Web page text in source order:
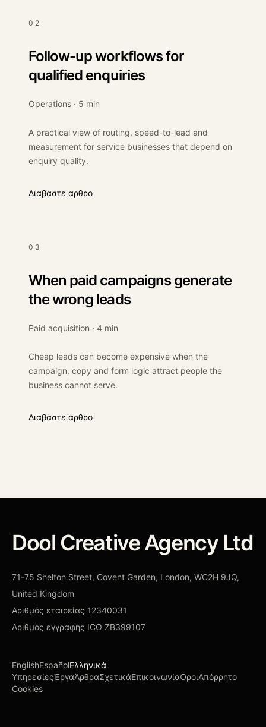
02
Follow-up workflows for
qualified enquiries
Operations · 5 min
A practical view of routing, speed-to-lead and
measurement for service businesses that depend on
enquiry quality.
Διαβάστε άρθρο
:Follow-up workflows for qualified enquiries
03
When paid campaigns generate
the wrong leads
Paid acquisition · 4 min
Cheap leads can become expensive when the
campaign, copy and form logic attract people the
business cannot serve.
Διαβάστε άρθρο
:When paid campaigns generate the wrong leads
Dool Creative Agency Ltd
71-75 Shelton Street, Covent Garden, London, WC2H 9JQ,
United Kingdom
Αριθμός εταιρείας 12340031
Αριθμός εγγραφής ICO ZB399107
EnglishEspañolΕλληνικά
ΥπηρεσίεςΈργαΆρθραΣχετικάΕπικοινωνίαΌροιΑπόρρητο
Cookies